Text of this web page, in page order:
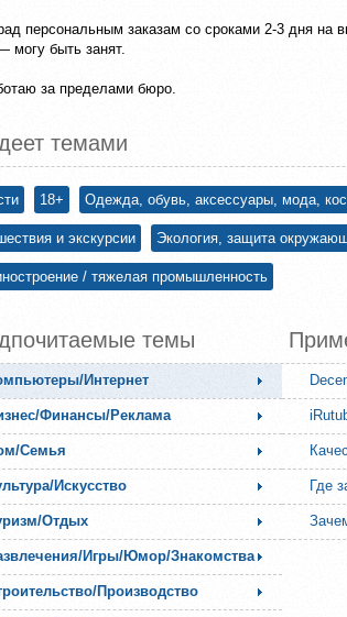
персональным заказам со сроками 2-3 дня на
могу быть занят.
за пределами бюро.
темами
18+ Одежда, обувь, аксессуары, мода,
и экскурсии Экология, защита
/ тяжелая промышленность
темы
Интернет
Где
Финансы/Реклама
Семья
Искусство
Отдых
Игры/Юмор/Знакомства
Производство